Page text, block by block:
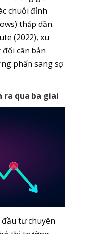
chuỗi đỉnh
thấp dần.
(2022), xu
căn bản
phấn sang sợ
ra qua ba giai
tư chuyên